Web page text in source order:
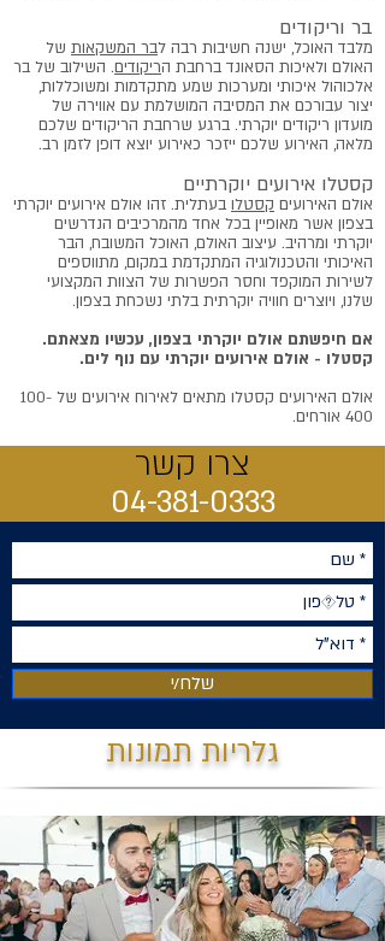
בר וריקודים
מלבד האוכל, ישנה חשיבות רבה לבר המשקאות של
האולם ולאיכות הסאונד ברחבת הריקודים. השילוב של בר
אלכוהול איכותי ומערכות שמע מתקדמות ומשוכללות,
יצור עבורכם את המסיבה המושלמת עם אווירה של
מועדון ריקודים יוקרתי. ברגע שרחבת הריקודים שלכם
מלאה, האירוע שלכם ייזכר כאירוע יוצא דופן לזמן רב.
קסטלו אירועים יוקרתיים
אולם האירועים קסטלו בעתלית. זהו אולם אירועים יוקרתי
בצפון אשר מאופיין בכל אחד מהמרכיבים הנדרשים
יוקרתי ומרהיב. עיצוב האולם, האוכל המשובח, הבר
האיכותי והטכנולוגיה המתקדמת במקום, מתווספים
לשירות המוקפד וחסר הפשרות של הצוות המקצועי
שלנו, ויוצרים חוויה יוקרתית בלתי נשכחת בצפון.
אם חיפשתם אולם יוקרתי בצפון, עכשיו מצאתם.
קסטלו - אולם אירועים יוקרתי עם נוף לים.
אולם האירועים קסטלו מתאים לאירוח אירועים של 100-
400 אורחים.
צרו קשר
04-381-0333
שלח/י
גלריות תמונות